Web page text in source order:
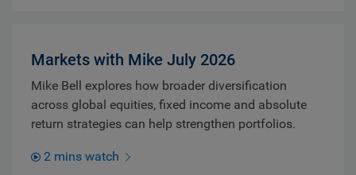
Markets with Mike July 2026
Mike Bell explores how broader diversification
across global equities, fixed income and absolute
return strategies can help strengthen portfolios.
2 mins watch